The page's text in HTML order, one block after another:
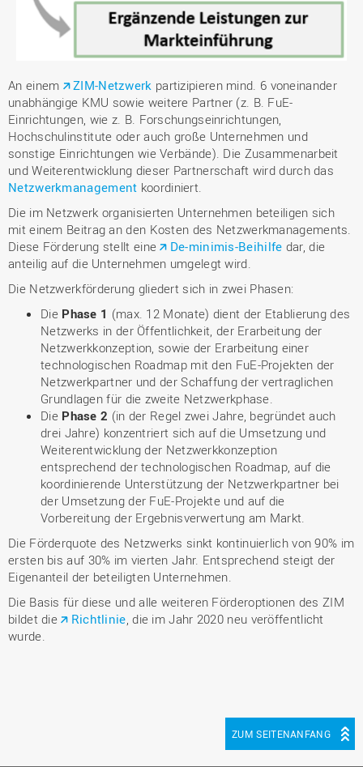
An einem ZIM-Netzwerk partizipieren mind. 6 voneinander
unabhängige KMU sowie weitere Partner (z. B. FuE-
Einrichtungen, wie z. B. Forschungseinrichtungen,
Hochschulinstitute oder auch große Unternehmen und
sonstige Einrichtungen wie Verbände). Die Zusammenarbeit
und Weiterentwicklung dieser Partnerschaft wird durch das
Netzwerkmanagement koordiniert.
Die im Netzwerk organisierten Unternehmen beteiligen sich
mit einem Beitrag an den Kosten des Netzwerkmanagements.
Diese Förderung stellt eine
De-minimis-Beihilfe dar, die
anteilig auf die Unternehmen umgelegt wird.
Die Netzwerkförderung gliedert sich in zwei Phasen:
Die Phase 1 (max. 12 Monate) dient der Etablierung des
Netzwerks in der Öffentlichkeit, der Erarbeitung der
Netzwerkkonzeption, sowie der Erarbeitung einer
technologischen Roadmap mit den FuE-Projekten der
Netzwerkpartner und der Schaffung der vertraglichen
Grundlagen für die zweite Netzwerkphase.
Die Phase 2 (in der Regel zwei Jahre, begründet auch
drei Jahre) konzentriert sich auf die Umsetzung und
Weiterentwicklung der Netzwerkkonzeption
entsprechend der technologischen Roadmap, auf die
koordinierende Unterstützung der Netzwerkpartner bei
der Umsetzung der FuE-Projekte und auf die
Vorbereitung der Ergebnisverwertung am Markt.
Die Förderquote des Netzwerks sinkt kontinuierlich von 90% im
ersten bis auf 30% im vierten Jahr. Entsprechend steigt der
Eigenanteil der beteiligten Unternehmen.
Die Basis für diese und alle weiteren Förderoptionen des ZIM
bildet die
Richtlinie, die im Jahr 2020 neu veröffentlicht
wurde.
ZUM SEITENANFANG